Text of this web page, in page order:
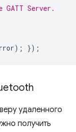
Server.
); });
удаленного
получить